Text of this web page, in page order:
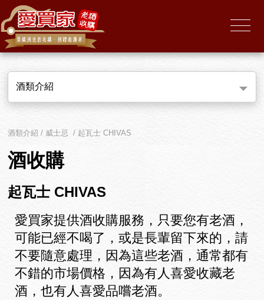
酒類介紹
酒類介紹 / 威士忌 / 起瓦士 CHIVAS
酒收購
起瓦士 CHIVAS
愛買家提供酒收購服務，只要您有老酒，
可能已經不喝了，或是長輩留下來的，請
不要隨意處理，因為這些老酒，通常都有
不錯的市場價格，因為有人喜愛收藏老
酒，也有人喜愛品嚐老酒。